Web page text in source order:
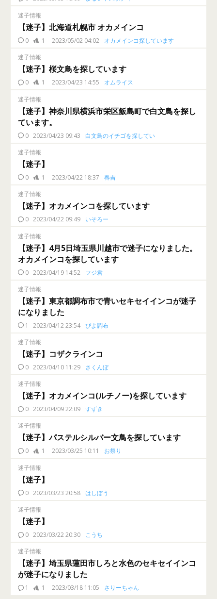
迷子情報
【迷子】北海道札幌市 オカメインコ
0 1 2023/05/02 04:02 オカメインコ探しています
迷子情報
【迷子】桜文鳥を探しています
0 1 2023/04/23 14:55 オムライス
迷子情報
【迷子】神奈川県横浜市栄区飯島町で白文鳥を探し
ています。
0 2023/04/23 09:43 白文鳥のイチゴを探してい
迷子情報
【迷子】
0 1 2023/04/22 18:37 春吉
迷子情報
【迷子】オカメインコを探しています
0 2023/04/22 09:49 いそろー
迷子情報
【迷子】4月5日埼玉県川越市で迷子になりました。
オカメインコを探しています
0 2023/04/19 14:52 フジ君
迷子情報
【迷子】東京都調布市で青いセキセイインコが迷子
になりました
1 2023/04/12 23:54 ぴよ調布
迷子情報
【迷子】コザクラインコ
0 2023/04/10 11:29 さくんぼ
迷子情報
【迷子】オカメインコ(ルチノー)を探しています
0 2023/04/09 22:09 すずき
迷子情報
【迷子】パステルシルバー文鳥を探しています
0 1 2023/03/25 10:11 お祭り
迷子情報
【迷子】
0 2023/03/23 20:58 はしぼう
迷子情報
【迷子】
0 2023/03/22 20:30 こうち
迷子情報
【迷子】埼玉県蓮田市しろと水色のセキセイインコ
が迷子になりました
1 1 2023/03/18 11:05 さりーちゃん